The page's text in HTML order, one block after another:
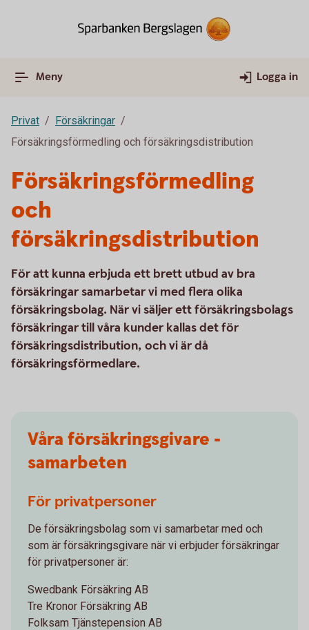
Meny Logga in
Privat
Försäkringar
Försäkringsförmedling och försäkringsdistribution
Försäkringsförmedling
och
försäkringsdistribution
För att kunna erbjuda ett brett utbud av bra
försäkringar samarbetar vi med flera olika
försäkringsbolag. När vi säljer ett försäkringsbolags
försäkringar till våra kunder kallas det för
försäkringsdistribution, och vi är då
försäkringsförmedlare.
Våra försäkringsgivare -
samarbeten
För privatpersoner
De försäkringsbolag som vi samarbetar med och
som är försäkringsgivare när vi erbjuder försäkringar
för privatpersoner är:
Swedbank Försäkring AB
Tre Kronor Försäkring AB
Folksam Tjänstepension AB